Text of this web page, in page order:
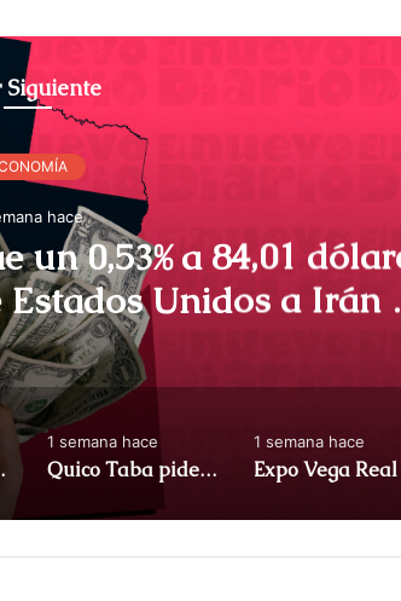
Siguiente
hace
un 0,53% a 84,01
Estados Unidos a Irán
Dominicana)
Dominicana)
1 semana hace
Quico Taba pide suspender cambios en operaciones de juego hasta que se apruebe nueva ley – ACN (República Dominicana)
1 semana hace